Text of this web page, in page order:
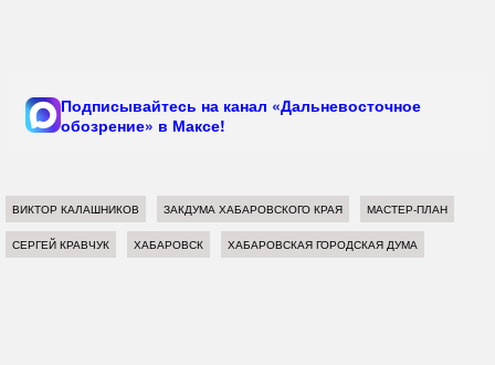
Подписывайтесь на канал «Дальневосточное
обозрение» в Максе!
ВИКТОР КАЛАШНИКОВ ЗАКДУМА ХАБАРОВСКОГО КРАЯ МАСТЕР-ПЛАН
СЕРГЕЙ КРАВЧУК ХАБАРОВСК ХАБАРОВСКАЯ ГОРОДСКАЯ ДУМА